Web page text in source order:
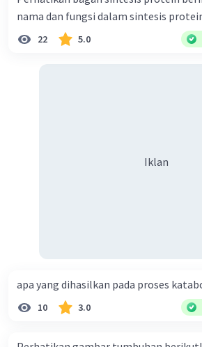
nama dan fungsi dalam sintesis
22 5.0
Iklan
apa yang dihasilkan pada proses
10 3.0